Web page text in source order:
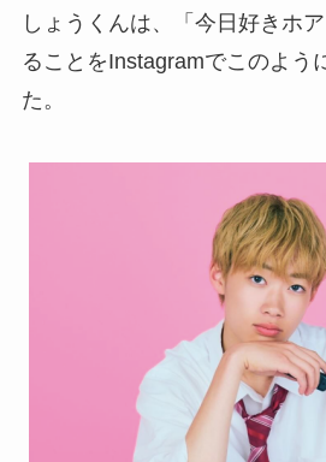
しょうくんは、「今日好きホ
ることをInstagramでこのよう
た。